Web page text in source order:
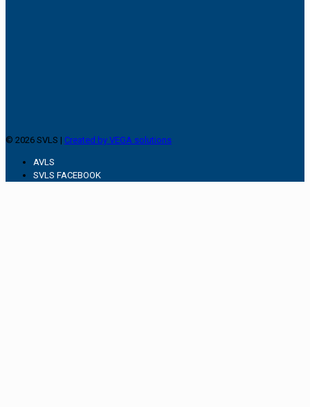
© 2026 SVLS | Created by VEGA solutions
AVLS
SVLS FACEBOOK